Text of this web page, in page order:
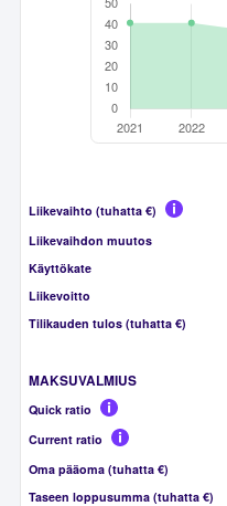
Liikevaihto (tuhatta €)
Liikevaihdon muutos
Käyttökate
Liikevoitto
Tilikauden tulos (tuhatta €)
MAKSUVALMIUS
Quick ratio
Current ratio
Oma pääoma (tuhatta €)
Taseen loppusumma (tuhatta €)